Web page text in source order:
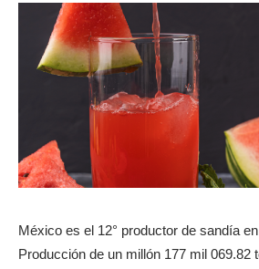
México es el 12° productor de sandía
Producción de un millón 177 mil 069.82